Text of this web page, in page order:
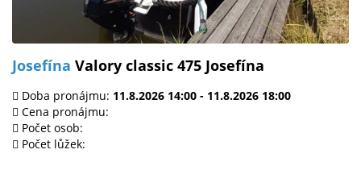
Josefína Valory classic 475 Josefína
Doba pronájmu: 11.8.2026 14:00 - 11.8.2026 18:00
Cena pronájmu:
Počet osob:
Počet lůžek: